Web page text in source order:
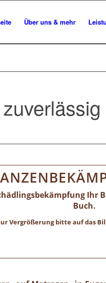
Über uns & mehr
Buch.
Vergrößerung bitte auf das